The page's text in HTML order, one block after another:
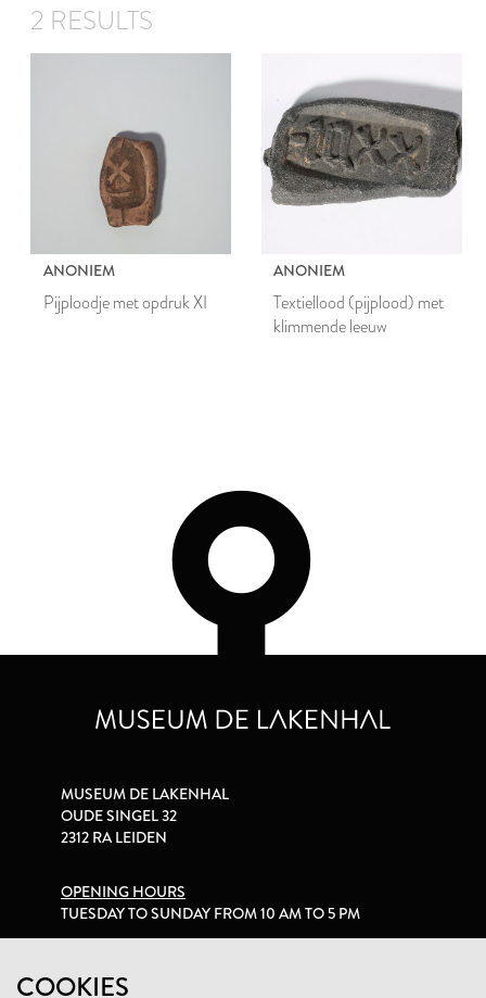
2 RESULTS
ANONIEM
Pijploodje met opdruk XI
ANONIEM
Textiellood (pijplood) met
klimmende leeuw
COOKIES
MUSEUM DE LAKENHAL
OUDE SINGEL 32
2312 RA LEIDEN
OPENING HOURS
TUESDAY TO SUNDAY FROM 10 AM TO 5 PM